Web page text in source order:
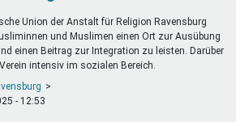
Union der Anstalt für Religion Ravensburg
und Muslimen einen Ort zur Ausübung
einen Beitrag zur Integration zu leisten. Darüber
intensiv im sozialen Bereich.
- 12:53